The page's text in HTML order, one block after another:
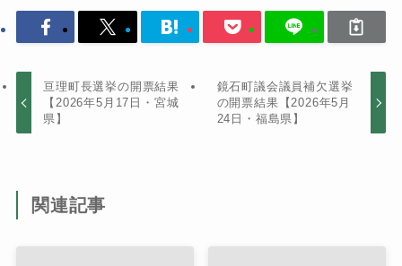
亘理町長選挙の開票結果
【2026年5月17日・宮城
県】
鏡石町議会議員補欠選挙
の開票結果【2026年5月
24日・福島県】
関連記事